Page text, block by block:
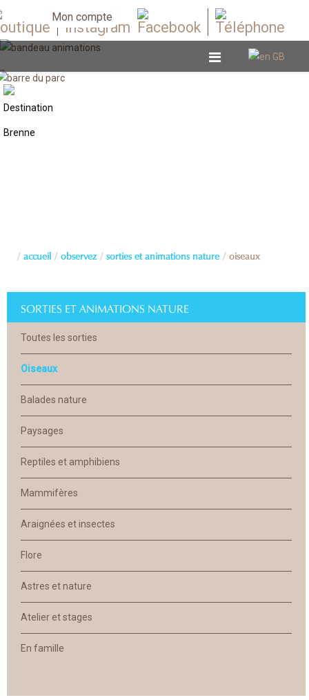
Mon compte
accueil observez sorties et animations nature oiseaux
SORTIES ET ANIMATIONS NATURE
Toutes les sorties
Oiseaux
Balades nature
Paysages
Reptiles et amphibiens
Mammifères
Araignées et insectes
Flore
Astres et nature
Atelier et stages
En famille